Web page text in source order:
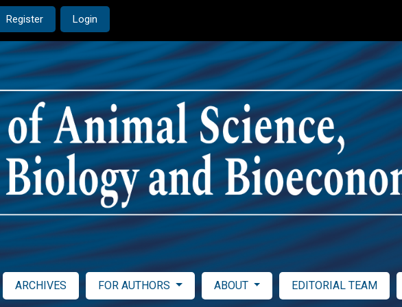
Register Login
ARCHIVES FOR AUTHORS ABOUT EDITORIAL TEAM